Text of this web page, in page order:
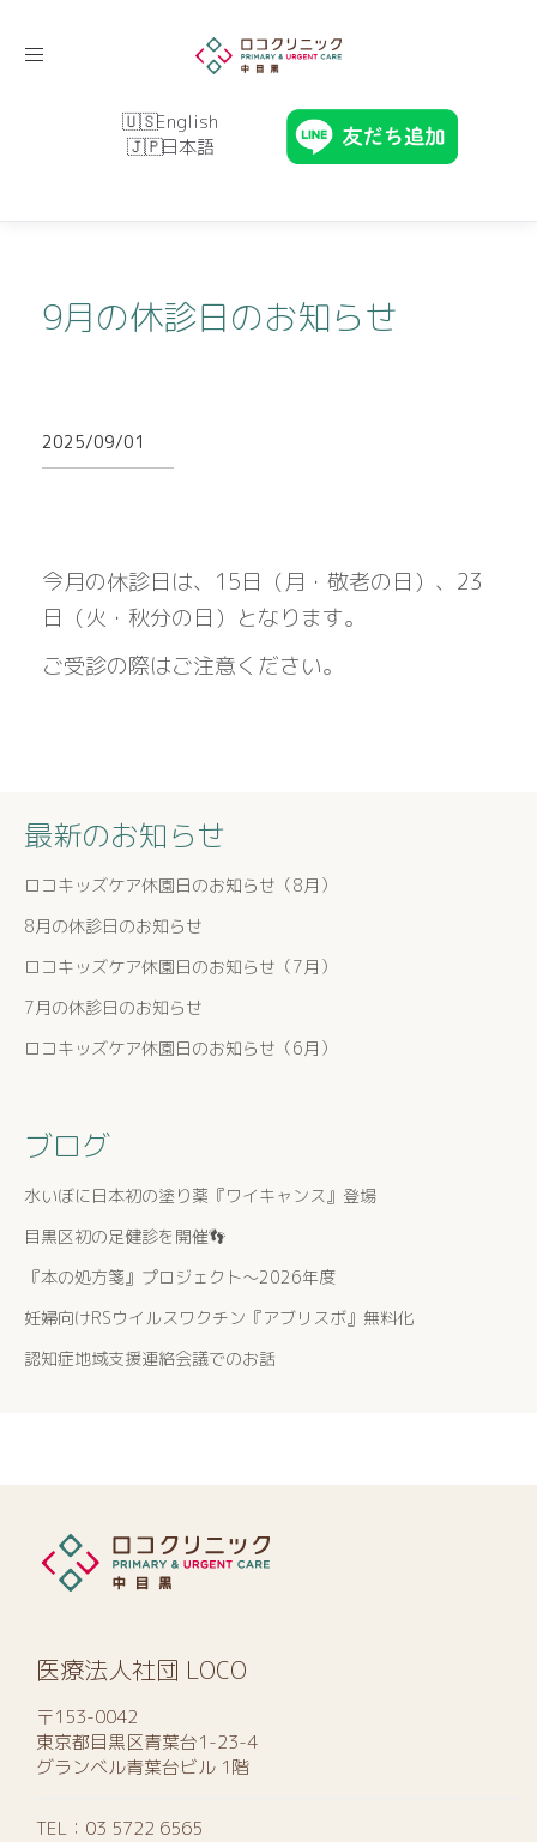
Toggle
English
日本語
9月の休診日のお知らせ
2025/09/01
今月の休診日は、15日（月・敬老の日）、23
日（火・秋分の日）となります。
ご受診の際はご注意ください。
最新のお知らせ
ロコキッズケア休園日のお知らせ（8月）
8月の休診日のお知らせ
ロコキッズケア休園日のお知らせ（7月）
7月の休診日のお知らせ
ロコキッズケア休園日のお知らせ（6月）
ブログ
水いぼに日本初の塗り薬『ワイキャンス』登場
目黒区初の足健診を開催👣
『本の処方箋』プロジェクト〜2026年度
妊婦向けRSウイルスワクチン『アブリスボ』無料化
認知症地域支援連絡会議でのお話
医療法人社団 LOCO
〒153-0042
東京都目黒区青葉台1-23-4
グランベル青葉台ビル 1階
TEL： 03 5722 6565